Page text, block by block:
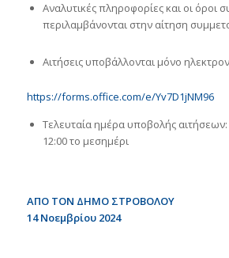
Αναλυτικές πληροφορίες και οι όροι
περιλαμβάνονται στην αίτηση
Αιτήσεις υποβάλλονται μόνο
https://forms.office.com/e/Yv7D1jNM96
Τελευταία ημέρα υποβολής
12:00 το μεσημέρι
ΑΠΟ ΤΟΝ ΔΗΜΟ ΣΤΡΟΒΟΛΟΥ
14 Νοεμβρίου 2024